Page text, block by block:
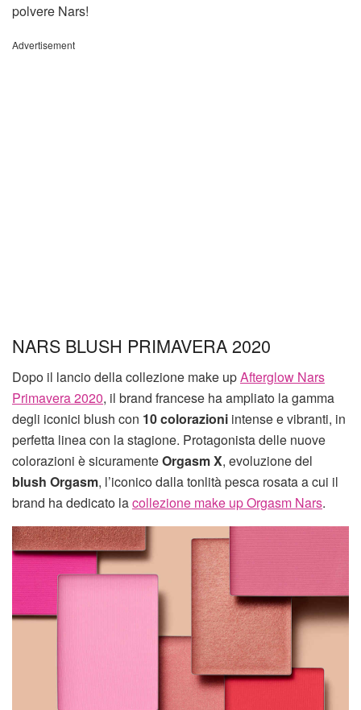
polvere Nars!
Advertisement
NARS BLUSH PRIMAVERA 2020
Dopo il lancio della collezione make upAfterglow Nars
Primavera 2020, il brand francese ha ampliato la gamma
degli iconici blush con 10 colorazioni intense e vibranti, in
perfetta linea con la stagione. Protagonista delle nuove
colorazioni è sicuramenteOrgasm X, evoluzione del
blush Orgasm, l’iconico dalla tonlità pesca rosata a cui il
brand ha dedicato lacollezione make up Orgasm Nars.